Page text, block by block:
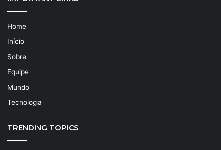
Home
Início
Sobre
Equipe
Mundo
Tecnologia
TRENDING TOPICS